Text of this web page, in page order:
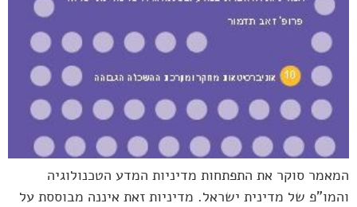
המאמר סוקר את התפתחות מדיניות המדע הטכנולוגיה
והמו"פ של מדינית ישראל. מדיניות זאת איננה מבוססת על